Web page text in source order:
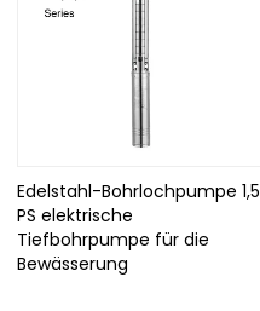
Edelstahl-Bohrlochpumpe 1,5
PS elektrische
Tiefbohrpumpe für die
Bewässerung